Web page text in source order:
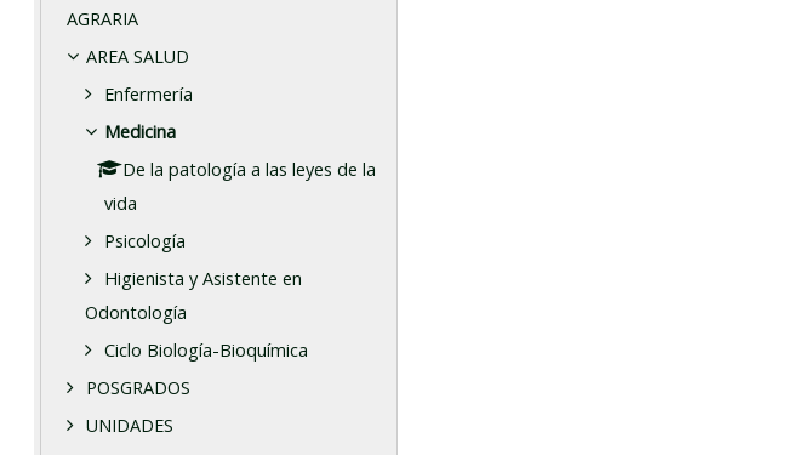
AGRARIA
AREA SALUD
Enfermería
Medicina
De la patología a las leyes de la
vida
Psicología
Higienista y Asistente en
Odontología
Ciclo Biología-Bioquímica
POSGRADOS
UNIDADES